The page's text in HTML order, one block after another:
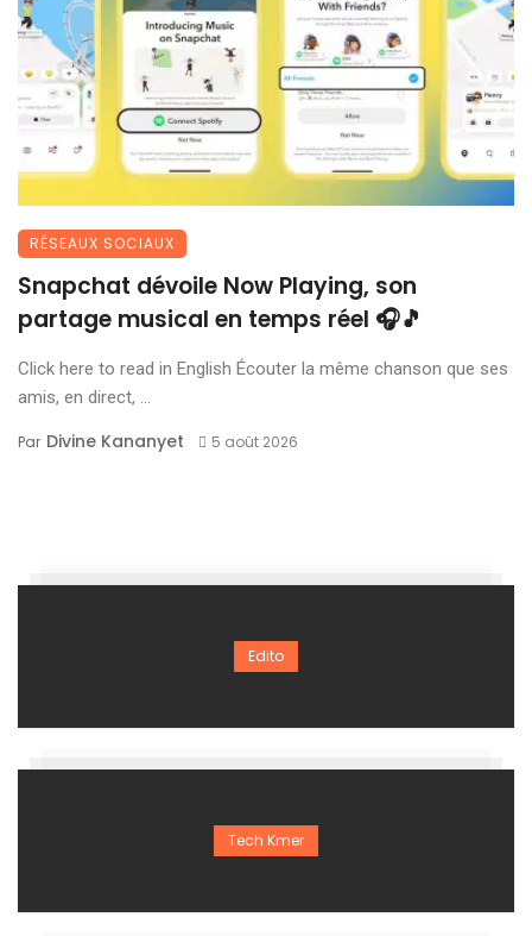
RÉSEAUX SOCIAUX
Snapchat dévoile Now Playing, son
partage musical en temps réel 🎧🎵
Click here to read in English Écouter la même chanson que ses
amis, en direct, ...
Par Divine Kananyet 5 août 2026
Edito
Tech Kmer